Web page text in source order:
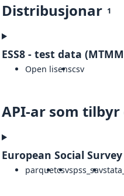
Distribusjonar 1
ESS8 - test data
Open lisenscsv
API-ar som
European Social
parquetcsvspss_sav